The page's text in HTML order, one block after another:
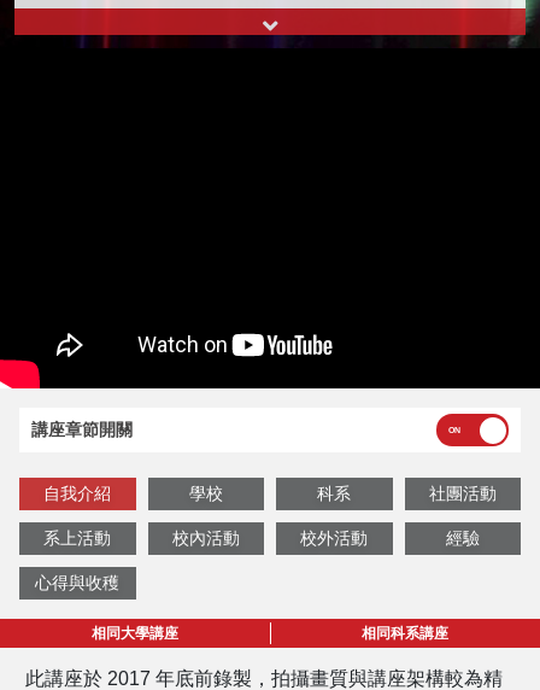
講座章節開關
自我介紹 學校 科系 社團活動
系上活動 校內活動 校外活動 經驗
心得與收穫
相同大學講座 相同科系講座
此講座於 2017 年底前錄製，拍攝畫質與講座架構較為精